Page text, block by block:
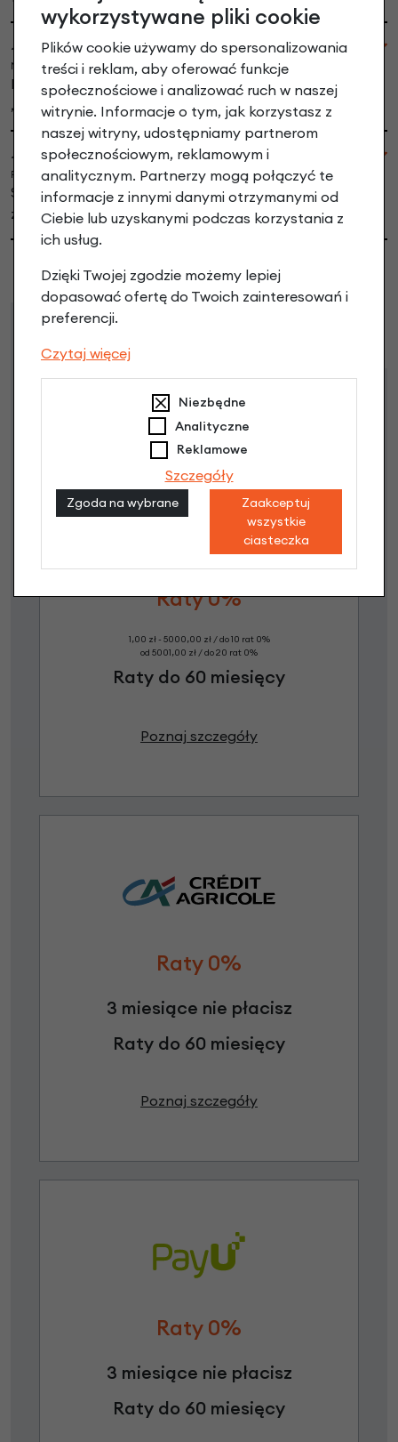
~Joanna K
Niedziela, 25-08-2024 08:50
Polecam sklep ,ekspresowa dostawa . Koszyk piękny
,łatwy w montażu.
~Sabina
Piątek, 12-04-2024 09:31
Super koszyk, dobrze wykonany i ładny. Jestem
zadowolona z zakupu.
Raty
Dostępne propozycje
e-raty ?
Raty 0%
1,00 zł - 5000,00 zł / do 10 rat 0%
od 5001,00 zł / do 20 rat 0%
Raty do 60 miesięcy
Poznaj szczegóły
Raty 0%
3 miesiące nie płacisz
Raty do 60 miesięcy
Poznaj szczegóły
Raty 0%
3 miesiące nie płacisz
Raty do 60 miesięcy
wykorzystywane pliki cookie
Plików cookie używamy do spersonalizowania
treści i reklam, aby oferować funkcje
społecznościowe i analizować ruch w naszej
witrynie. Informacje o tym, jak korzystasz z
naszej witryny, udostępniamy partnerom
społecznościowym, reklamowym i
analitycznym. Partnerzy mogą połączyć te
informacje z innymi danymi otrzymanymi od
Ciebie lub uzyskanymi podczas korzystania z
ich usług.
Dzięki Twojej zgodzie możemy lepiej
dopasować ofertę do Twoich zainteresowań i
preferencji.
Czytaj więcej
Niezbędne
Analityczne
Reklamowe
Szczegóły
Zgoda na wybrane
Zaakceptuj
wszystkie
ciasteczka